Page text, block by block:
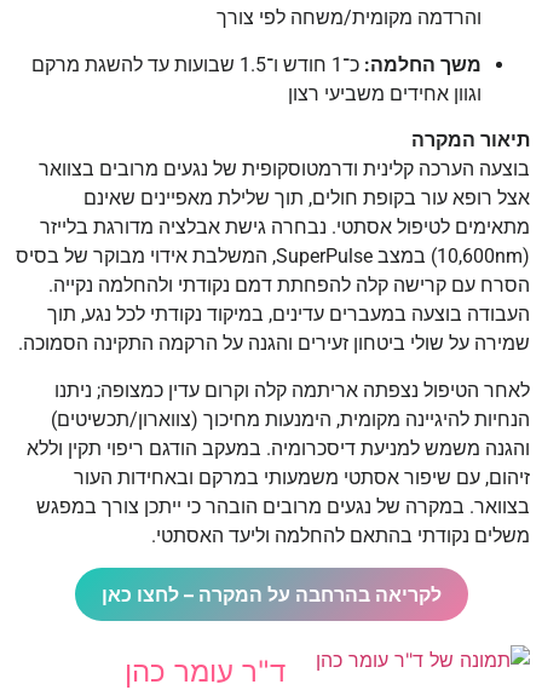
והרדמה מקומית/משחה לפי צורך
משך החלמה:
כ־1 חודש ו־1.5 שבועות עד להשגת מרקם
וגוון אחידים משביעי רצון
תיאור המקרה
בוצעה הערכה קלינית ודרמטוסקופית של נגעים מרובים בצוואר
אצל רופא עור בקופת חולים, תוך שלילת מאפיינים שאינם
מתאימים לטיפול אסתטי. נבחרה גישת אבלציה מדורגת בלייזר
‏(10,600nm) במצב SuperPulse, המשלבת אידוי מבוקר של בסיס
הסרח עם קרישה קלה להפחתת דמם נקודתי ולהחלמה נקייה.
העבודה בוצעה במעברים עדינים, במיקוד נקודתי לכל נגע, תוך
שמירה על שולי ביטחון זעירים והגנה על הרקמה התקינה הסמוכה.
לאחר הטיפול נצפתה אריתמה קלה וקרום עדין כמצופה; ניתנו
הנחיות להיגיינה מקומית, הימנעות מחיכוך (צווארון/תכשיטים)
והגנה משמש למניעת דיסכרומיה. במעקב הודגם ריפוי תקין וללא
זיהום, עם שיפור אסתטי משמעותי במרקם ובאחידות העור
בצוואר. במקרה של נגעים מרובים הובהר כי ייתכן צורך במפגש
משלים נקודתי בהתאם להחלמה וליעד האסתטי.
לקריאה בהרחבה על המקרה – לחצו כאן
ד"ר עומר כהן